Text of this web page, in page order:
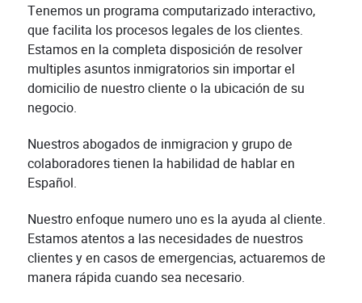
Tenemos un programa computarizado interactivo,
que facilita los procesos legales de los clientes.
Estamos en la completa disposición de resolver
multiples asuntos inmigratorios sin importar el
domicilio de nuestro cliente o la ubicación de su
negocio.
Nuestros abogados de inmigracion y grupo de
colaboradores tienen la habilidad de hablar en
Español.
Nuestro enfoque numero uno es la ayuda al cliente.
Estamos atentos a las necesidades de nuestros
clientes y en casos de emergencias, actuaremos de
manera rápida cuando sea necesario.